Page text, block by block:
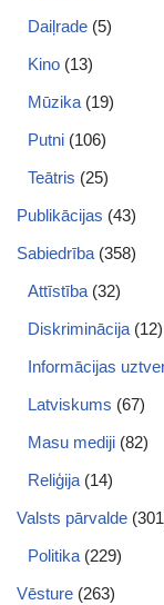
Daiļrade (5)
Kino (13)
Mūzika (19)
Putni (106)
Teātris (25)
Publikācijas (43)
Sabiedrība (358)
Attīstība (32)
Diskriminācija (12)
Informācijas
Latviskums (67)
Masu mediji (82)
Reliģija (14)
Valsts pārvalde
Politika (229)
Vēsture (263)